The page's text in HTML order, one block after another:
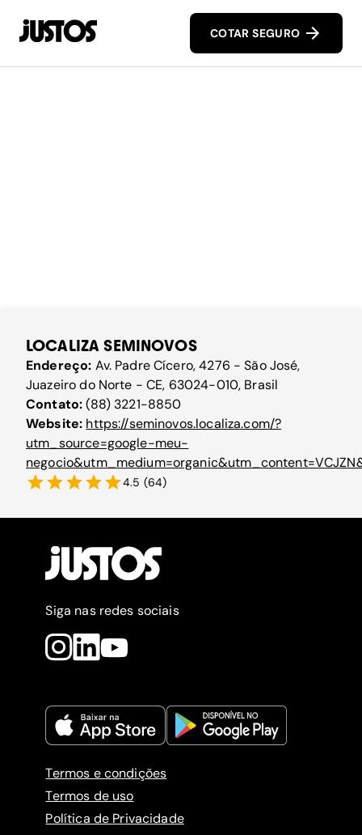
COTAR SEGURO
LOCALIZA SEMINOVOS
Endereço: Av. Padre Cícero, 4276 - São José,
Juazeiro do Norte - CE, 63024-010, Brasil
Contato:(88) 3221-8850
Website: https://seminovos.localiza.com/?
utm_source=google-meu-
4.5 (64)
Siga nas redes sociais
Termos e condições
Termos de uso
Política de Privacidade